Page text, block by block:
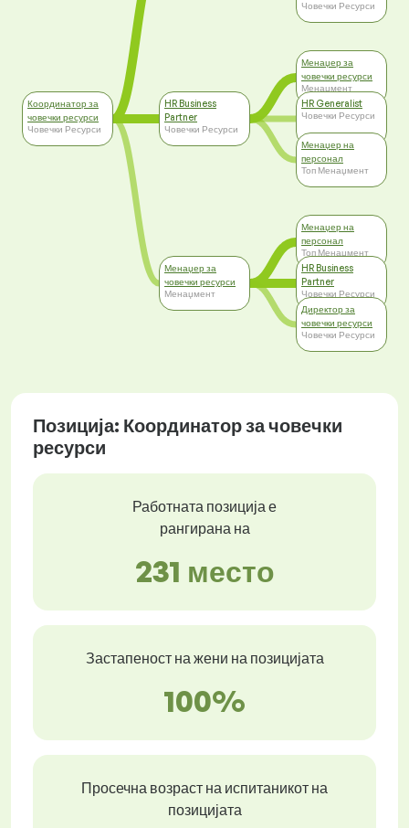
Координатор за
човечки ресурси
Човечки Ресурси
HR Business
Partner
Човечки Ресурси
Менаџер за
човечки ресурси
Менаџмент
Човечки Ресурси
Менаџер за
човечки ресурси
Менаџмент
HR Generalist
Човечки Ресурси
Менаџер на
персонал
Топ Менаџмент
Менаџер на
персонал
Топ Менаџмент
HR Business
Partner
Човечки Ресурси
Директор за
човечки ресурси
Човечки Ресурси
Позиција: Координатор за човечки
ресурси
Работната позиција е
рангирана на
231 место
Застапеност на жени на позицијата
100%
Просечна возраст на испитаникот на
позицијата